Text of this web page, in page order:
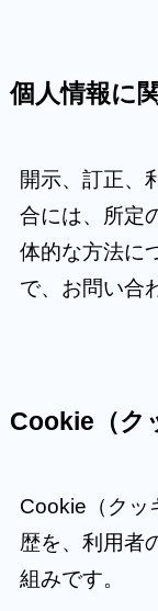
個人情報に
開示、訂正、
合には、所定
体的な方法に
で、お問い合
Cookie（ク
Cookie（クッ
歴を、利用者
組みです。